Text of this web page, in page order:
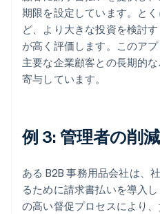
期限を設定しています。と
ど、より大きな投資を検討
が高く評価します。このア
主要な企業顧客との長期的
寄与しています。
例 3: 管理者の削減
ある B2B 事務用品会社は、
るために請求書払いを導入
の高い督促プロセスにより